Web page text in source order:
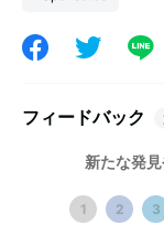
フィードバック
新たな発
1 2 3